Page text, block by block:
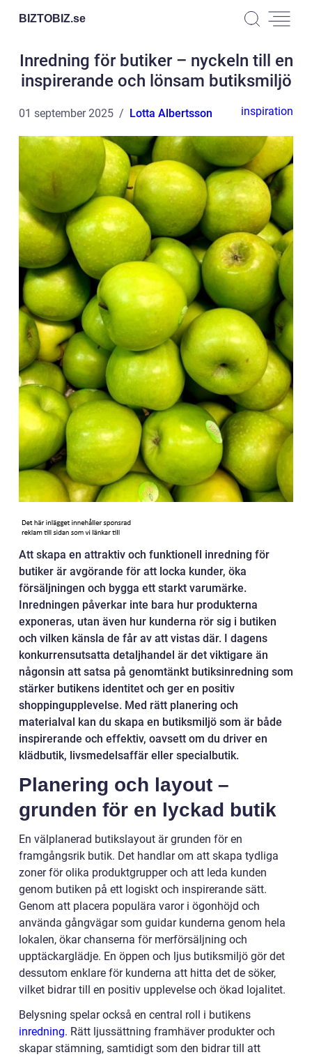
BIZTOBIZ.se
Inredning för butiker – nyckeln till en
inspirerande och lönsam butiksmiljö
01 september 2025 Lotta Albertsson inspiration
Att skapa en attraktiv och funktionell inredning för
butiker är avgörande för att locka kunder, öka
försäljningen och bygga ett starkt varumärke.
Inredningen påverkar inte bara hur produkterna
exponeras, utan även hur kunderna rör sig i butiken
och vilken känsla de får av att vistas där. I dagens
konkurrensutsatta detaljhandel är det viktigare än
någonsin att satsa på genomtänkt butiksinredning som
stärker butikens identitet och ger en positiv
shoppingupplevelse. Med rätt planering och
materialval kan du skapa en butiksmiljö som är både
inspirerande och effektiv, oavsett om du driver en
klädbutik, livsmedelsaffär eller specialbutik.
Planering och layout –
grunden för en lyckad butik
En välplanerad butikslayout är grunden för en
framgångsrik butik. Det handlar om att skapa tydliga
zoner för olika produktgrupper och att leda kunden
genom butiken på ett logiskt och inspirerande sätt.
Genom att placera populära varor i ögonhöjd och
använda gångvägar som guidar kunderna genom hela
lokalen, ökar chanserna för merförsäljning och
upptäckarglädje. En öppen och ljus butiksmiljö gör det
dessutom enklare för kunderna att hitta det de söker,
vilket bidrar till en positiv upplevelse och ökad lojalitet.
Belysning spelar också en central roll i butikens
inredning. Rätt ljussättning framhäver produkter och
skapar stämning, samtidigt som den bidrar till att